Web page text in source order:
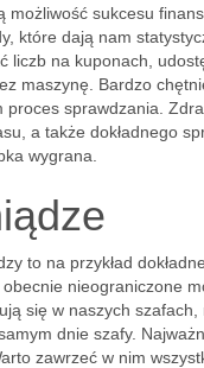
możliwość sukcesu
które dają nam
na kuponach,
maszynę. Bardzo
sprawdzania.
a także dokładnego
wygrana.
to na przykład
nieograniczone
się w naszych
dnie szafy.
zawrzeć w nim